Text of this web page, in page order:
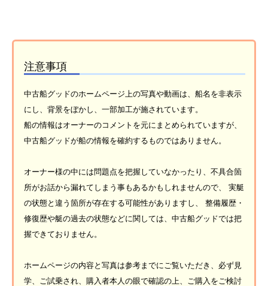
注意事項
中古船グッドのホームページ上の写真や動画は、船名を非表示
にし、背景をぼかし、一部加工が施されています。
船の情報はオーナーのコメントを元にまとめられていますが、
中古船グッドが船の情報を確約するものではありません。
オーナー様の中には問題点を把握していなかったり、不具合箇
所がお話から漏れてしまう事もあるかもしれませんので、 実艇
の状態と違う箇所が存在する可能性がありますし、 整備履歴・
修復歴や艇の過去の状態などに関しては、中古船グッドでは把
握できておりません。
ホームページの内容と写真は参考までにご覧いただき、必ず見
学、ご試乗され、購入者本人の眼で確認の上、ご購入をご検討